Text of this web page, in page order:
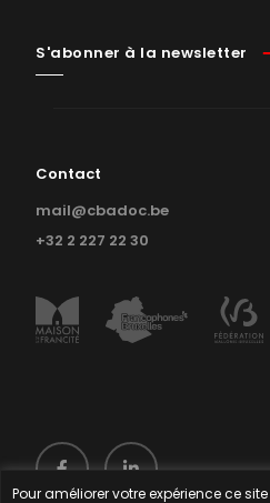
S'abonner à la newsletter
Contact
mail@cbadoc.be
+32 2 227 22 30
Pour améliorer votre expérience ce